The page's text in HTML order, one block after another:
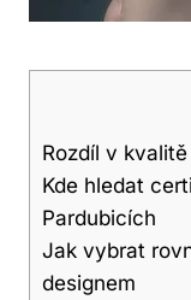
Rozdíl v
Kde hledat
Pardubicích
Jak vybrat
designem